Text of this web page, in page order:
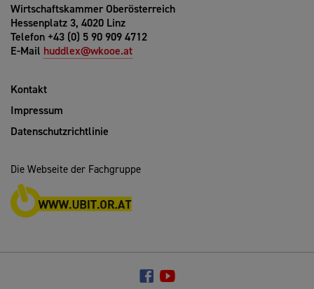
Wirtschaftskammer Oberösterreich
Hessenplatz 3, 4020 Linz
Telefon +43 (0) 5 90 909 4712
E-Mail huddlex@wkooe.at
Kontakt
Impressum
Datenschutzrichtlinie
Die Webseite der Fachgruppe